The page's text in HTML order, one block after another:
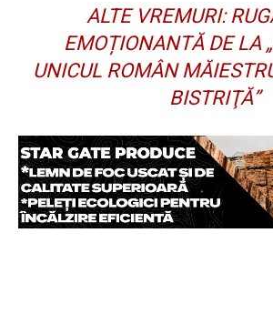
ALTE VREMURI:
EMOȚIONANTĂ DE LA
UNICUL ROMÂN
BISTRIŢĂ”